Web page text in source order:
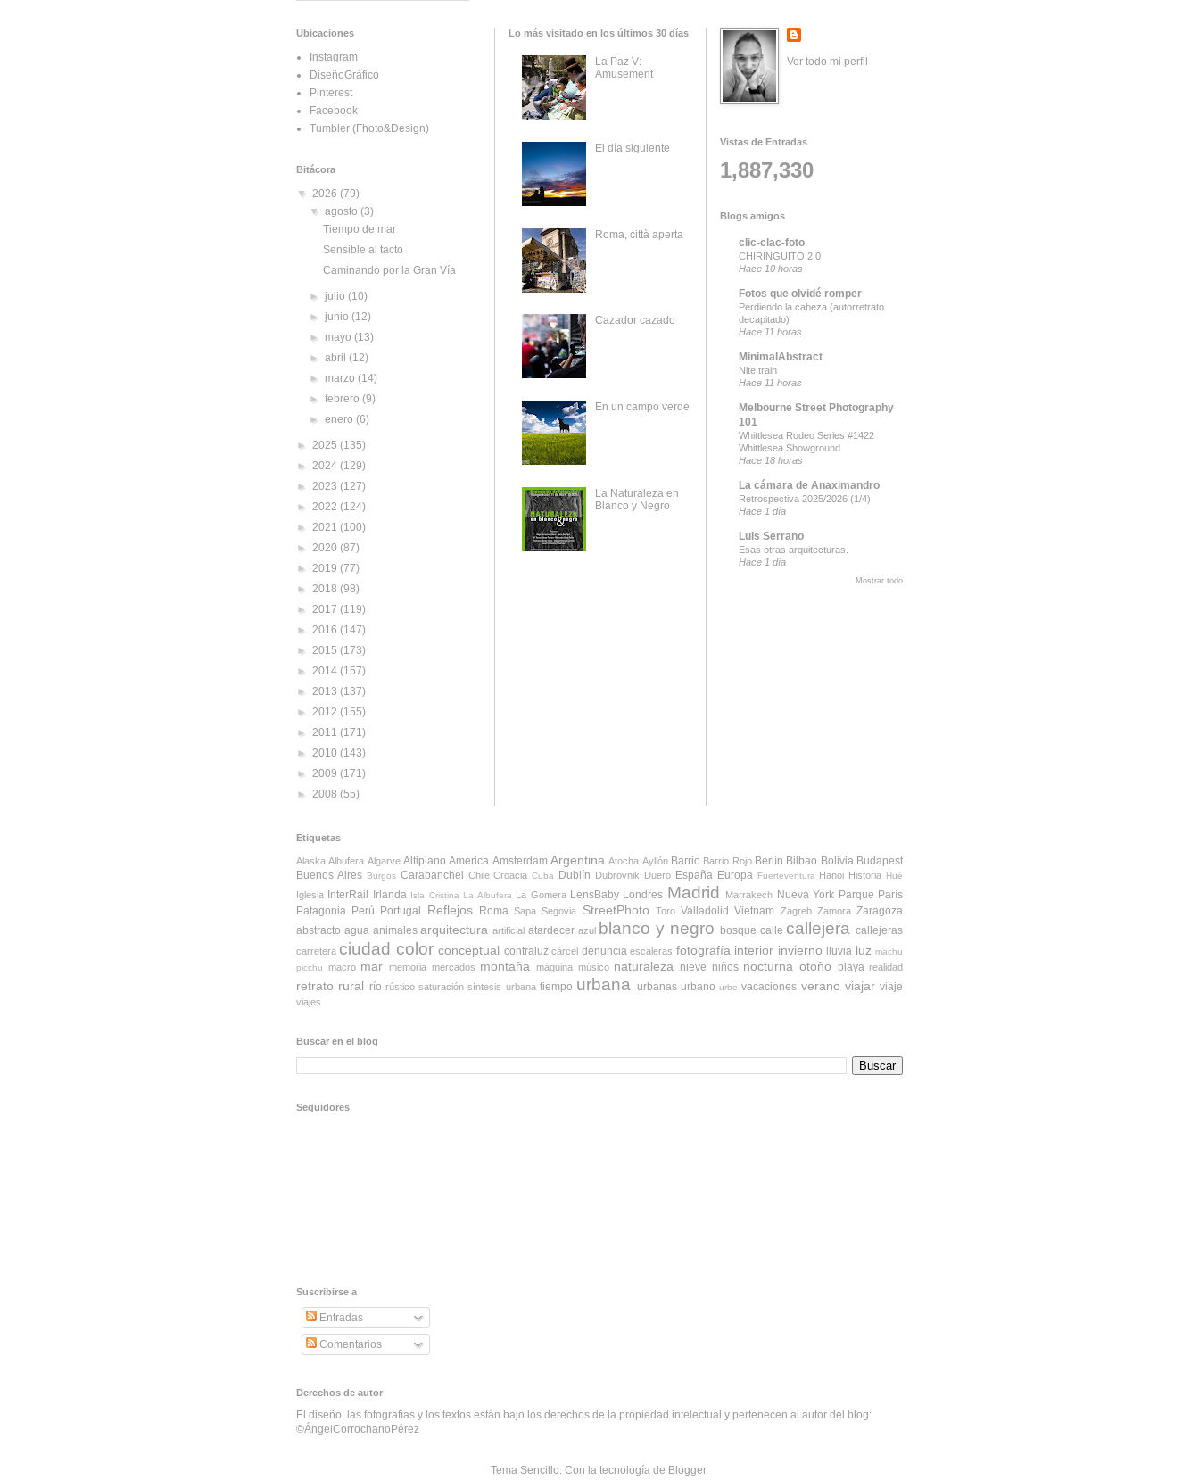
Ubicaciones
Instagram
DiseñoGráfico
Pinterest
Facebook
Tumbler (Fhoto&Design)
Bitácora
▼ 2026 (79)
▼agosto(3)
Tiempo de mar
Sensible al tacto
Caminando por la Gran Vía
► julio(10)
► junio(12)
► mayo(13)
►abril(12)
► marzo(14)
►febrero(9)
►enero(6)
► 2025 (135)
► 2024 (129)
► 2023 (127)
► 2022 (124)
► 2021 (100)
► 2020 (87)
► 2019 (77)
► 2018 (98)
► 2017 (119)
► 2016 (147)
► 2015 (173)
► 2014 (157)
► 2013 (137)
► 2012 (155)
► 2011 (171)
► 2010 (143)
► 2009 (171)
► 2008 (55)
Lo más visitado en los últimos 30 días
La Paz V:
Amusement
El día siguiente
Roma, città aperta
Cazador cazado
En un campo verde
La Naturaleza en
Blanco y Negro
Ver todo mi perfil
Vistas de Entradas
1,887,330
Blogs amigos
clic-clac-foto
CHIRINGUITO 2.0
Hace 10 horas
Fotos que olvidé romper
Perdiendo la cabeza (autorretrato
decapitado)
Hace 11 horas
MinimalAbstract
Nite train
Hace 11 horas
Melbourne Street Photography
101
Whittlesea Rodeo Series #1422
Whittlesea Showground
Hace 18 horas
La cámara de Anaximandro
Retrospectiva 2025/2026 (1/4)
Hace 1 día
Luis Serrano
Esas otras arquitecturas.
Hace 1 día
Mostrar todo
Etiquetas
Alaska Albufera Algarve Altiplano America Amsterdam Argentina Atocha Ayllón Barrio Barrio Rojo Berlín Bilbao Bolivia Budapest
Buenos Aires Burgos Carabanchel Chile Croacia Cuba Dublín Dubrovnik Duero España Europa Fuerteventura Hanoi Historia Hué
Iglesia InterRail Irlanda Isla Cristina La Albufera La Gomera LensBaby Londres Madrid Marrakech Nueva York Parque París
Patagonia Perú Portugal Reflejos Roma Sapa Segovia StreetPhoto Toro Valladolid Vietnam Zagreb Zamora Zaragoza
abstracto agua animales arquitectura artificial atardecer azul blanco y negro bosque calle callejera callejeras
carretera ciudad color conceptual contraluz cárcel denuncia escaleras fotografía interior invierno lluvia luz machu
picchu
macro mar memoria mercados montaña máquina músico naturaleza nieve niños nocturna otoño playa realidad
retrato rural río rústico saturación síntesis urbana tiempo urbana urbanas urbano urbe vacaciones verano viajar viaje
viajes
Buscar en el blog
Seguidores
Suscribirse a
Entradas
Comentarios
Derechos de autor
El diseño, las fotografías y los textos están bajo los derechos de la propiedad intelectual y pertenecen al autor del blog:
©ÁngelCorrochanoPérez
Tema Sencillo. Con la tecnología de Blogger.